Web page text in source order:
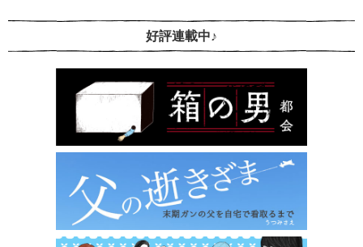
好評連載中♪